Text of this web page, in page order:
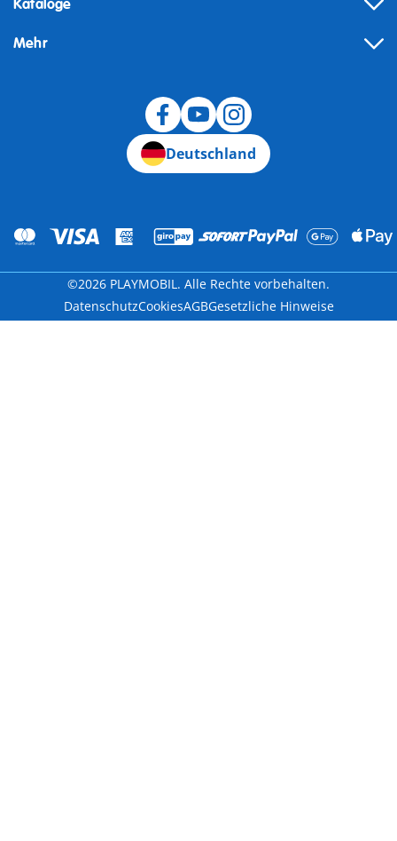
Kataloge
Mehr
Deutschland
©2026 PLAYMOBIL. Alle Rechte vorbehalten.
DatenschutzCookiesAGBGesetzliche Hinweise